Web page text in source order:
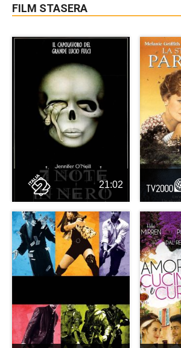
FILM STASERA
21:02